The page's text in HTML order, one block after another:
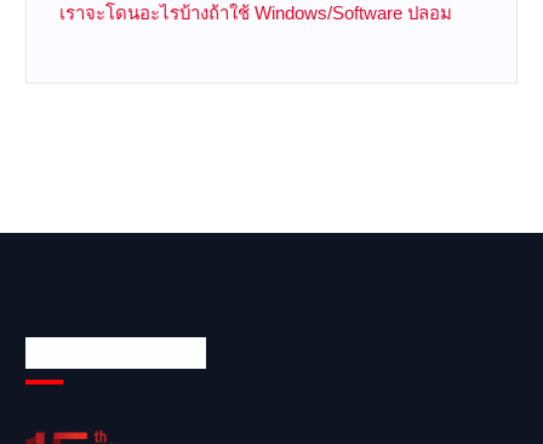
เราจะโดนอะไรบ้างถ้าใช้ Windows/Software ปลอม